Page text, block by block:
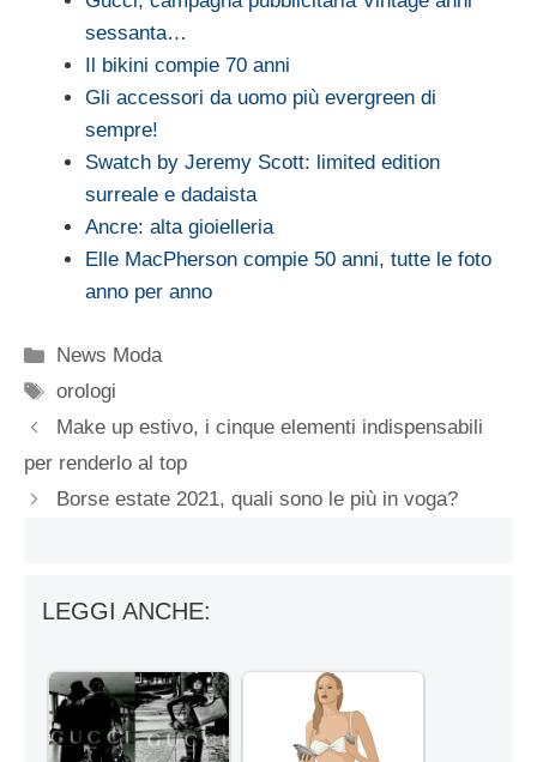
sessanta…
Il bikini compie 70 anni
Gli accessori da uomo più evergreen di
sempre!
Swatch by Jeremy Scott: limited edition
surreale e dadaista
Ancre: alta gioielleria
Elle MacPherson compie 50 anni, tutte le foto
anno per anno
Categorie
News Moda
Tag
orologi
Make up estivo, i cinque elementi indispensabili
per renderlo al top
Borse estate 2021, quali sono le più in voga?
LEGGI ANCHE: